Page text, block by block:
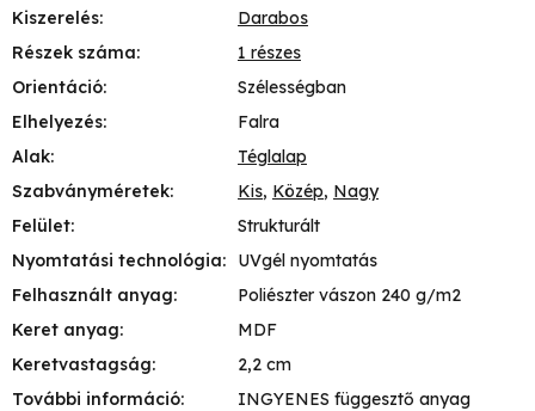
Kiszerelés:
Darabos
Részek száma:
1 részes
Orientáció:
Szélességban
Elhelyezés:
Falra
Alak:
Téglalap
Szabványméretek: Kis, Közép, Nagy
Felület:
Strukturált
Nyomtatási technológia:
UVgél nyomtatás
Felhasznált anyag:
Poliészter vászon 240 g/m2
Keret anyag:
MDF
Keretvastagság:
2,2 cm
További információ: INGYENES függesztő anyag